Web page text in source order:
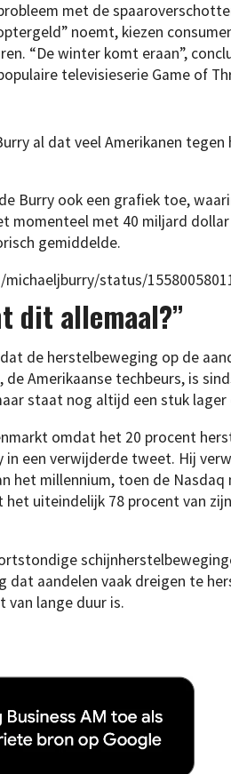
met de
noemt, kiezen
“De winter komt eraan”,
televisieserie Game of
al dat veel Amerikanen
Burry ook een grafiek toe,
momenteel met 40 miljard
gemiddelde.
status/
dit allemaal?”
de herstelbeweging op de
de Amerikaanse techbeurs, is
staat nog altijd een stuk lager
omdat het 20 procent
in een verwijderde tweet. Hij
het millennium, toen de Nasdaq
het uiteindelijk 78 procent van
dat aandelen vaak dreigen te
van lange duur is.